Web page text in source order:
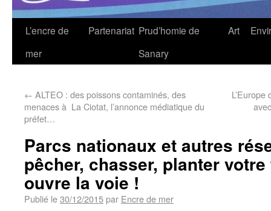
L’encre de
mer
Partenariat Prud’homie de
Sanary
Art
← ALTEO : des poissons contaminés, des
menaces à La Ciotat, l’annonce médiatique du
préfet…
Parcs nationaux et autres
pêcher, chasser, planter
ouvre la voie !
Publié le30/12/2015par Encre de mer